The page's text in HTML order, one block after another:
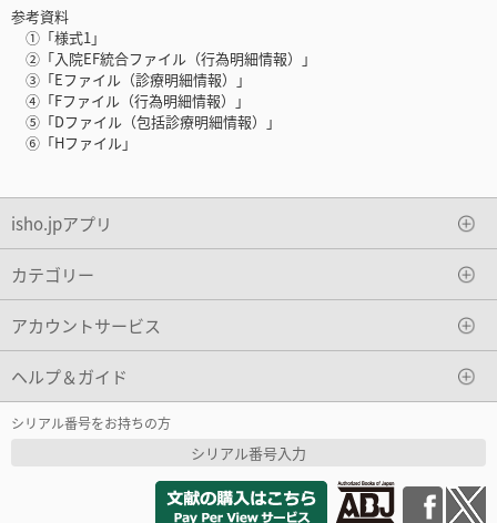
参考資料
①「様式1」
②「入院EF統合ファイル（行為明細情報）」
③「Eファイル（診療明細情報）」
④「Fファイル（行為明細情報）」
⑤「Dファイル（包括診療明細情報）」
⑥「Hファイル」
isho.jpアプリ
カテゴリー
アカウントサービス
ヘルプ＆ガイド
シリアル番号をお持ちの方
シリアル番号入力